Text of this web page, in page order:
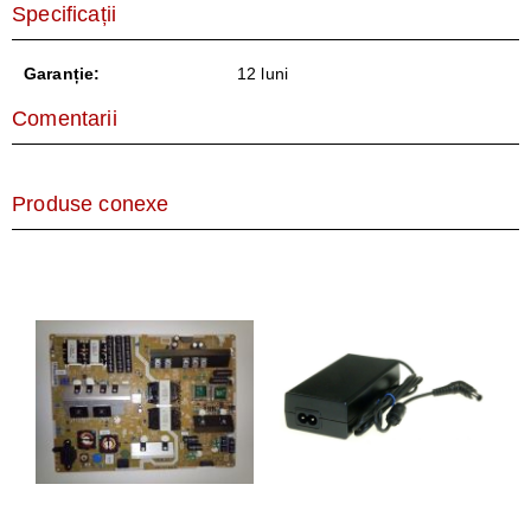
Specificații
Garanție: 12 luni
Comentarii
Produse conexe